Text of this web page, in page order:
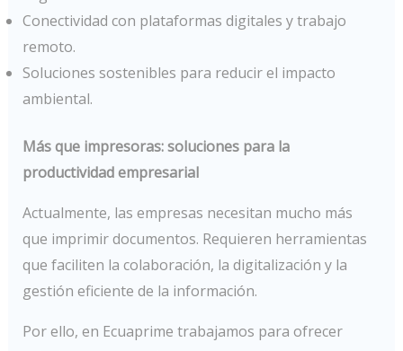
Conectividad con plataformas digitales y trabajo
remoto.
Soluciones sostenibles para reducir el impacto
ambiental.
Más que impresoras: soluciones para la
productividad empresarial
Actualmente, las empresas necesitan mucho más
que imprimir documentos. Requieren herramientas
que faciliten la colaboración, la digitalización y la
gestión eficiente de la información.
Por ello, en Ecuaprime trabajamos para ofrecer